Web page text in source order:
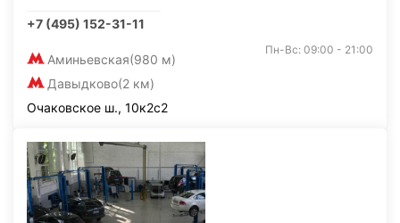
+7 (495) 152-31-11
Аминьевская(980 м)
Давыдково(2 км)
Пн-Вс: 09:00 - 21:00
Очаковское ш., 10к2с2